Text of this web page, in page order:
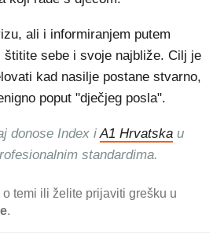
ali i informiranjem putem
štitite sebe i svoje najbliže. Cilj je
kad nasilje postane stvarno,
poput "dječjeg posla".
donose Index iA1 Hrvatska u
standardima.
temi ili želite prijaviti grešku u
.